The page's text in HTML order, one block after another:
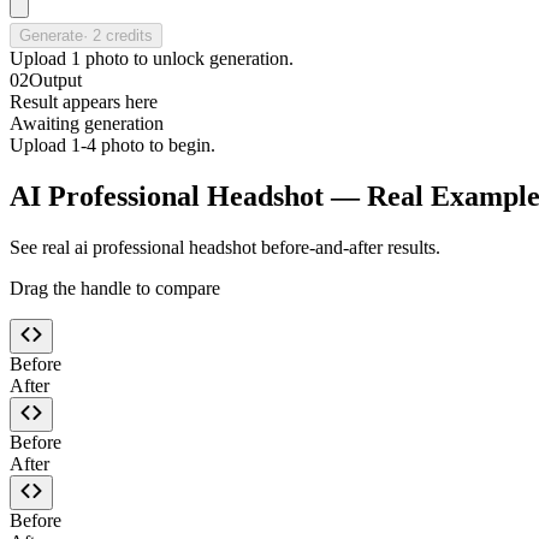
Generate· 2 credits
Upload 1 photo to unlock generation.
02Output
Result appears here
Awaiting generation
Upload 1-4 photo to begin.
AI Professional Headshot — Real
See real ai professional headshot before-and-after results.
Drag the handle to compare
Before
After
Before
After
Before